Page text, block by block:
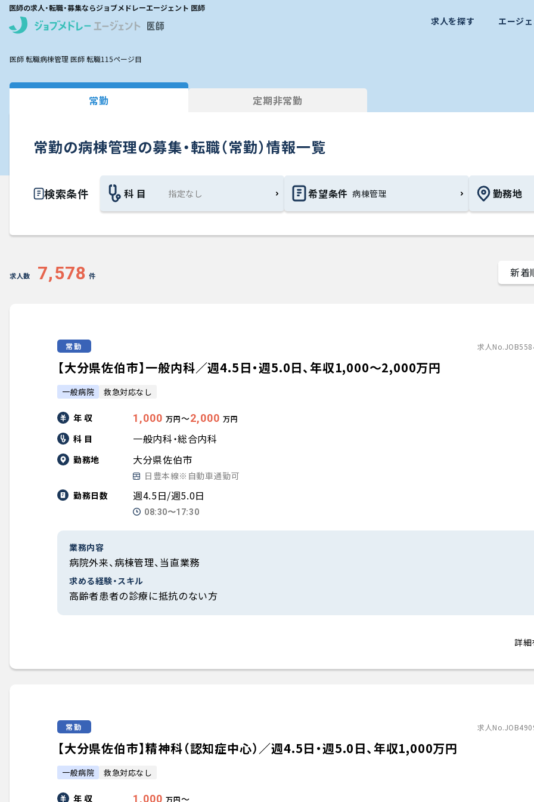
医師の求人・転職・募集ならジョブメドレーエージェント 医師
求人を探す エージ
医師 転職病棟管理 医師 転職115ページ目
常勤 定期非常勤
常勤の病棟管理の募集・転職（常勤）情報一覧
検索条件 科 目 希望条件 病棟管理 勤務地
求人数 7,578 件
常勤 求人
【大分県佐伯市】一般内科／週4.5日・週5.0日、年収1,000〜2,000万円
一般病院 救急対応なし
年 収 1,000 万円〜2,000 万円
科 目 一般内科・総合内科
勤務地 大分県佐伯市
日豊本線※自動車通勤可
勤務日数
週4.5日/週5.0日
08:30〜17:30
業務内容
病院外来、病棟管理、当直業務
求める経験・スキル
高齢者患者の診療に抵抗のない方
詳
常勤 求人
【大分県佐伯市】精神科（認知症中心）／週4.5日・週5.0日、年収1,000万円
一般病院 救急対応なし
年 収 1,000 万円〜